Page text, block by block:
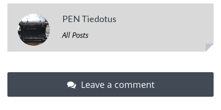
PEN Tiedotus
All Posts
Leave a comment